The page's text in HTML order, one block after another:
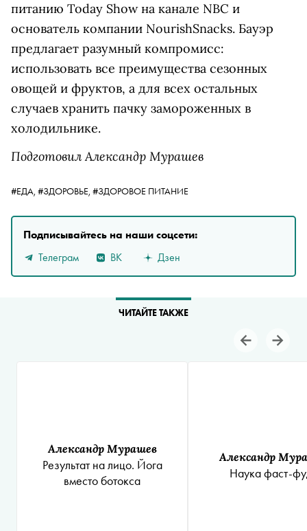
питанию Today Show на канале NBC и
основатель компании NourishSnacks. Бауэр
предлагает разумный компромисс:
использовать все преимущества сезонных
овощей и фруктов, а для всех остальных
случаев хранить пачку замороженных в
холодильнике.
Подготовил Александр Мурашев
#ЕДА, #ЗДОРОВЬЕ, #ЗДОРОВОЕ ПИТАНИЕ
Подписывайтесь на наши соцсети:
Телеграм
ВК Дзен
ЧИТАЙТЕ ТАКЖЕ
Александр Мурашев
Результат на лицо. Йога
вместо ботокса
Александр
Наука фаст-